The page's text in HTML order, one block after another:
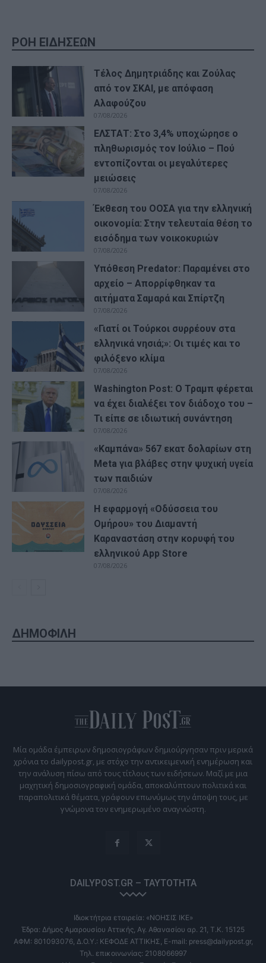
ΡΟΗ ΕΙΔΗΣΕΩΝ
Τέλος Δημητριάδης και Ζούλας
από τον ΣΚΑΙ, με απόφαση
Αλαφούζου
07/08/2026
ΕΛΣΤΑΤ: Στο 3,4% υποχώρησε ο
πληθωρισμός τον Ιούλιο – Πού
εντοπίζονται οι μεγαλύτερες
μειώσεις
07/08/2026
Έκθεση του ΟΟΣΑ για την ελληνική
οικονομία: Στην τελευταία θέση το
εισόδημα των νοικοκυριών
07/08/2026
Υπόθεση Predator: Παραμένει στο
αρχείο – Απορρίφθηκαν τα
αιτήματα Σαμαρά και Σπίρτζη
07/08/2026
«Γιατί οι Τούρκοι συρρέουν στα
ελληνικά νησιά;»: Οι τιμές και το
φιλόξενο κλίμα
07/08/2026
Washington Post: Ο Τραμπ φέρεται
να έχει διαλέξει τον διάδοχο του –
Τι είπε σε ιδιωτική συνάντηση
07/08/2026
«Καμπάνα» 567 εκατ δολαρίων στη
Meta για βλάβες στην ψυχική υγεία
των παιδιών
07/08/2026
Η εφαρμογή «Οδύσσεια του
Ομήρου» του Διαμαντή
Καραναστάση στην κορυφή του
ελληνικού App Store
07/08/2026
ΔΗΜΟΦΙΛΗ
Μία ομάδα έμπειρων δημοσιογράφων δημιούργησαν πριν μερικά
χρόνια το dailypost.gr, με στόχο την αντικειμενική ενημέρωση και
την ανάλυση πίσω από τους τίτλους των ειδήσεων. Μαζί με μια
μαχητική δημοσιογραφική ομάδα, αποκαλύπτουν πολιτικά και
παραπολιτικά θέματα, γράφουν επωνύμως την άποψη τους, με
γνώμονα τον ενημερωμένο αναγνώστη.
DAILYPOST.GR – ΤΑΥΤΌΤΗΤΑ
Ιδιοκτήτρια εταιρεία: «ΝΟΗΣΙΣ ΙΚΕ»
Έδρα: Δήμος Αμαρουσίου Αττικής, Αγ. Αθανασίου αρ. 21, Τ.Κ. 15125
ΑΦΜ: 801093076, Δ.Ο.Υ.: ΚΕΦΟΔΕ ΑΤΤΙΚΗΣ, E-mail: press@dailypost.gr,
Τηλ. επικοινωνίας: 2108066997